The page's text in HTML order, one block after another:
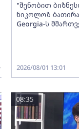
"შენობით
ნიკოლოზ
Georgia-ს
2026/08/01 13:01
08:35